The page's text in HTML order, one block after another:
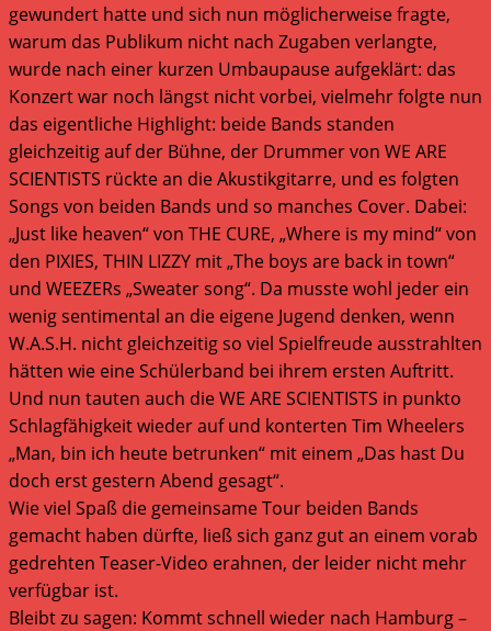
gewundert hatte und sich nun möglicherweise fragte,
warum das Publikum nicht nach Zugaben verlangte,
wurde nach einer kurzen Umbaupause aufgeklärt: das
Konzert war noch längst nicht vorbei, vielmehr folgte nun
das eigentliche Highlight: beide Bands standen
gleichzeitig auf der Bühne, der Drummer von WE ARE
SCIENTISTS rückte an die Akustikgitarre, und es folgten
Songs von beiden Bands und so manches Cover. Dabei:
„Just like heaven“ von THE CURE, „Where is my mind“ von
den PIXIES, THIN LIZZY mit „The boys are back in town“
und WEEZERs „Sweater song“. Da musste wohl jeder ein
wenig sentimental an die eigene Jugend denken, wenn
W.A.S.H. nicht gleichzeitig so viel Spielfreude ausstrahlten
hätten wie eine Schülerband bei ihrem ersten Auftritt.
Und nun tauten auch die WE ARE SCIENTISTS in punkto
Schlagfähigkeit wieder auf und konterten Tim Wheelers
„Man, bin ich heute betrunken“ mit einem „Das hast Du
doch erst gestern Abend gesagt“.
Wie viel Spaß die gemeinsame Tour beiden Bands
gemacht haben dürfte, ließ sich ganz gut an einem vorab
gedrehten Teaser-Video erahnen, der leider nicht mehr
verfügbar ist.
Bleibt zu sagen: Kommt schnell wieder nach Hamburg –